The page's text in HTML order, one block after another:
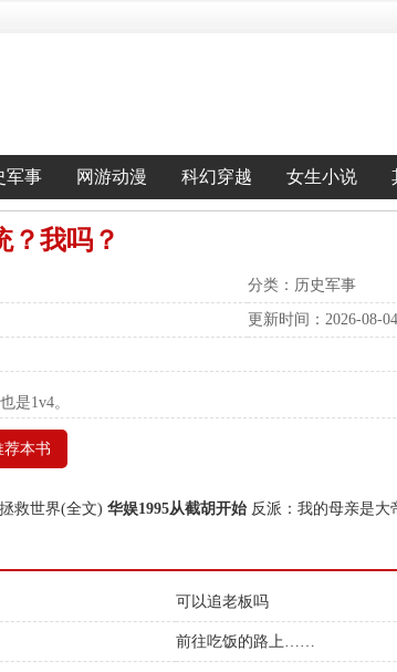
军事 网游动漫 科幻穿越 女生小说
？我吗？
分类：历史军事
更新时间：2026-08-
是1v4。
荐本书
救世界(全文) 华娱1995从截胡开始 反派：我的母亲是大
可以追老板吗
前往吃饭的路上……